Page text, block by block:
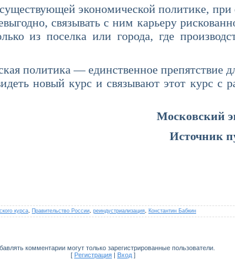
экономической политике, при
связывать с ним карьеру
из поселка или города, где
— единственное препятствие
новый курс и связывают этот курс с
Московский
Источник
курса Правительство России реиндустриализация Константин Бабкин
комментарии могут только зарегистрированные пользователи.
[ Регистрация | Вход ]